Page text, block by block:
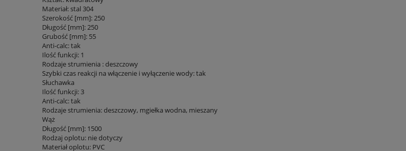
Materiał: stal 304
Szerokość [mm]: 250
Długość [mm]: 250
Grubość [mm]: 55
Anti-calc: tak
Ilość funkcji: 1
Rodzaje strumienia : deszczowy
Szybki czas reakcji na włączenie i wyłączenie wody: tak
Słuchawka
Ilość funkcji: 3
Anti-calc: tak
Rodzaje strumienia: deszczowy, mgiełka wodna, mieszany
Wąż
Długość [mm]: 1500
Rodzaj oplotu: nie dotyczy
Materiał oplotu: PVC